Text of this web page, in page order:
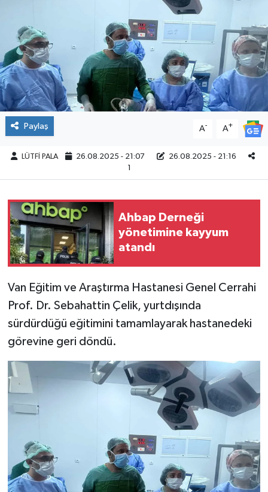
Paylaş A- A+
LÜTFİ PALA 26.08.2025 - 21:07
26.08.2025 - 21:16
Ahbap Derneği
yönetimine kayyum
atandı
Van Eğitim ve Araştırma Hastanesi Genel Cerrahi
Prof. Dr. Sebahattin Çelik, yurtdışında
sürdürdüğü eğitimini tamamlayarak hastanedeki
görevine geri döndü.